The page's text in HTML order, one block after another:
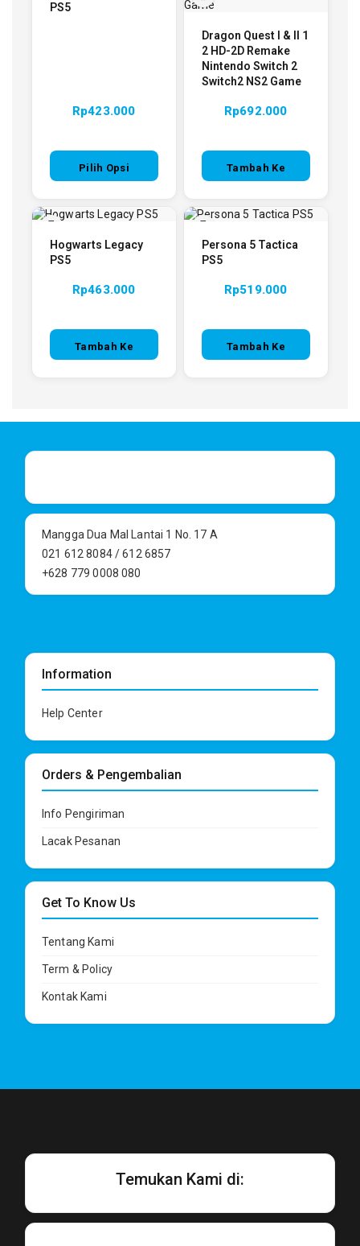
PS5
Rp423.000
Pilih Opsi
Dragon Quest I & II 1
2 HD-2D Remake
Nintendo Switch 2
Switch2 NS2 Game
Rp692.000
Tambah Ke
Hogwarts Legacy
PS5
Rp463.000
Tambah Ke
Persona 5 Tactica
PS5
Rp519.000
Tambah Ke
Mangga Dua Mal Lantai 1 No. 17 A
021 612 8084 / 612 6857
+628 779 0008 080
Information
Help Center
Orders & Pengembalian
Info Pengiriman
Lacak Pesanan
Get To Know Us
Tentang Kami
Term & Policy
Kontak Kami
Temukan Kami di: